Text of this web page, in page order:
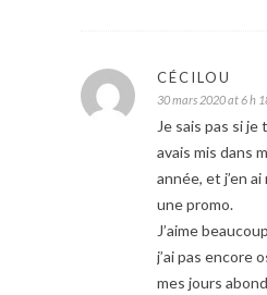
CÉCILOU
30 mars 2020 at 6 h
Je sais pas si je
avais mis dans
année, et j’en
une promo.
J’aime
j’ai pas encore
mes jours